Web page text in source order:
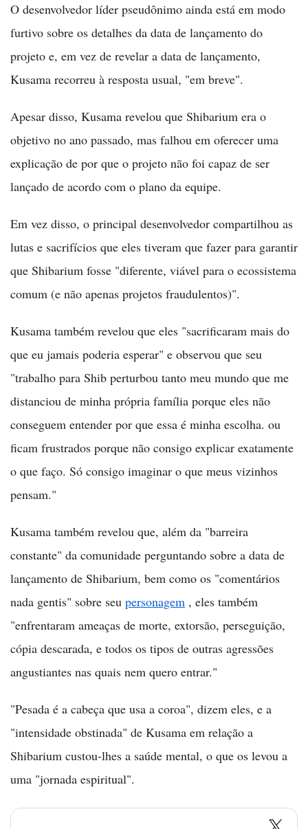
O desenvolvedor líder pseudônimo ainda está em modo
furtivo sobre os detalhes da data de lançamento do
projeto e, em vez de revelar a data de lançamento,
Kusama recorreu à resposta usual, "em breve".
Apesar disso, Kusama revelou que Shibarium era o
objetivo no ano passado, mas falhou em oferecer uma
explicação de por que o projeto não foi capaz de ser
lançado de acordo com o plano da equipe.
Em vez disso, o principal desenvolvedor compartilhou as
lutas e sacrifícios que eles tiveram que fazer para garantir
que Shibarium fosse "diferente, viável para o ecossistema
comum (e não apenas projetos fraudulentos)".
Kusama também revelou que eles "sacrificaram mais do
que eu jamais poderia esperar" e observou que seu
"trabalho para Shib perturbou tanto meu mundo que me
distanciou de minha própria família porque eles não
conseguem entender por que essa é minha escolha. ou
ficam frustrados porque não consigo explicar exatamente
o que faço. Só consigo imaginar o que meus vizinhos
pensam."
Kusama também revelou que, além da "barreira
constante" da comunidade perguntando sobre a data de
lançamento de Shibarium, bem como os "comentários
nada gentis" sobre seu personagem , eles também
"enfrentaram ameaças de morte, extorsão, perseguição,
cópia descarada, e todos os tipos de outras agressões
angustiantes nas quais nem quero entrar."
"Pesada é a cabeça que usa a coroa", dizem eles, e a
"intensidade obstinada" de Kusama em relação a
Shibarium custou-lhes a saúde mental, o que os levou a
uma "jornada espiritual".